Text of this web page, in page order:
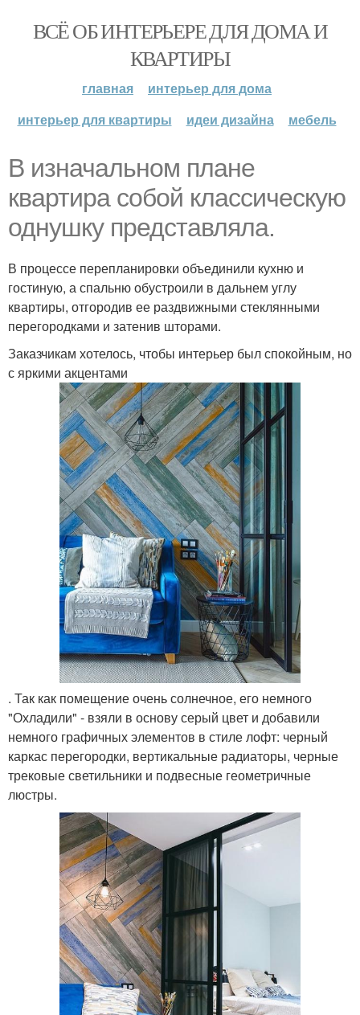
ВСЁ ОБ ИНТЕРЬЕРЕ ДЛЯ ДОМА И
КВАРТИРЫ
главная
интерьер для дома
интерьер для квартиры
идеи дизайна мебель
В изначальном плане
квартира собой классическую
однушку представляла.
В процессе перепланировки объединили кухню и
гостиную, а спальню обустроили в дальнем углу
квартиры, отгородив ее раздвижными стеклянными
перегородками и затенив шторами.
Заказчикам хотелось, чтобы интерьер был спокойным, но
с яркими акцентами
. Так как помещение очень солнечное, его немного
"Охладили" - взяли в основу серый цвет и добавили
немного графичных элементов в стиле лофт: черный
каркас перегородки, вертикальные радиаторы, черные
трековые светильники и подвесные геометричные
люстры.